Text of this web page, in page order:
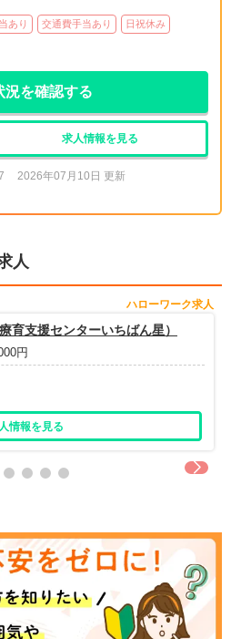
あり 交通費手当あり 日祝休み
況を確認する
求人情報を見る
2026年07月10日 更新
人
ハローワーク求人
育支援センターいちばん星）
円
情報を見る